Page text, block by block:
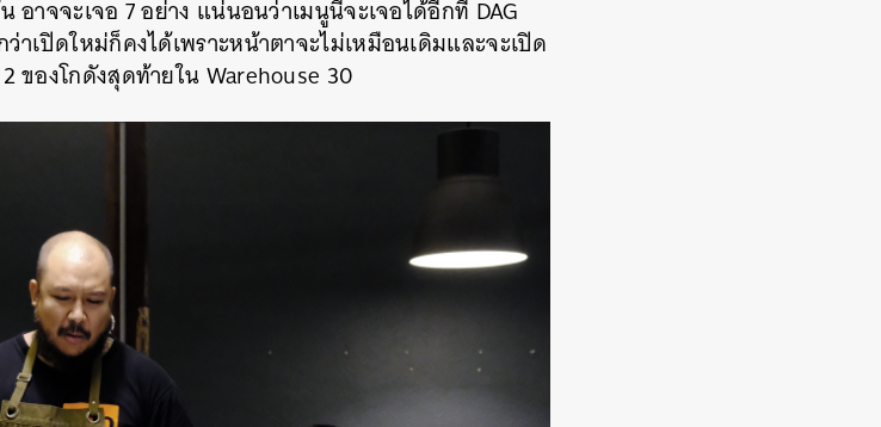
าจจะเจอ 7 อย่าง แน่นอนว่าเมนูนี้จะเจอได้อีกที่ DAG
เปิดใหม่ก็คงได้เพราะหน้าตาจะไม่เหมือนเดิมและจะเปิด
องโกดังสุดท้ายใน Warehouse 30
TWEET LINE EMAIL